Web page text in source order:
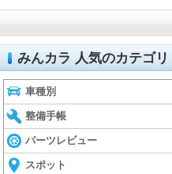
みんカラ 人気のカテゴリ
車種別
整備手帳
パーツレビュー
スポット